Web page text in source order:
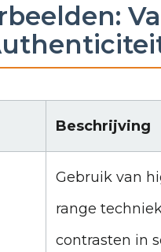
Beschrijving
Gebruik van
range
contrasten in